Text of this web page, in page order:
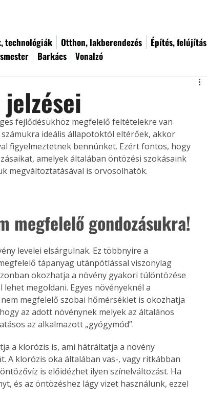
technológiák Otthon, lakberendezés Építés, felújítás
Barkács Vonalzó
fejlődésükhöz megfelelő feltételekre van
ideális állapotoktól eltérőek, akkor
figyelmeztetnek bennünket. Ezért fontos, hogy
amelyek általában öntözési szokásaink
megváltoztatásával is orvosolhatók.
megfelelő gondozásukra!
levelei elsárgulnak. Ez többnyire a
tápanyag utánpótlással viszonylag
okozhatja a növény gyakori túlöntözése
megoldani. Egyes növényeknél a
megfelelő szobai hőmérséklet is okozhatja
az adott növénynek melyek az általános
az alkalmazott „gyógymód”.
a klorózis is, ami hátráltatja a növény
A klorózis oka általában vas-, vagy ritkábban
is előidézhet ilyen színelváltozást. Ha
és az öntözéshez lágy vizet használunk, ezzel